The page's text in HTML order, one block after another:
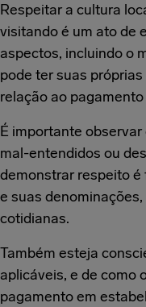
Respeitar a cultura
visitando é um ato de
aspectos, incluindo o
pode ter suas
relação ao
É importante
mal-entendidos ou
demonstrar respeito
e suas
cotidianas.
Também esteja
aplicáveis, e de como
pagamento em